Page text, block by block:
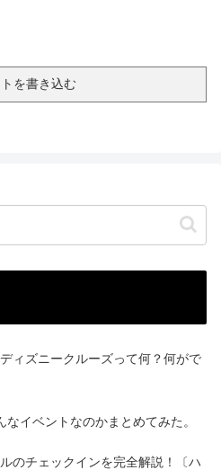
を書き込む
ィズニークルーズって何？何がで
イベントなのかまとめてみた。
のチェックインを完全解説！〔ハ